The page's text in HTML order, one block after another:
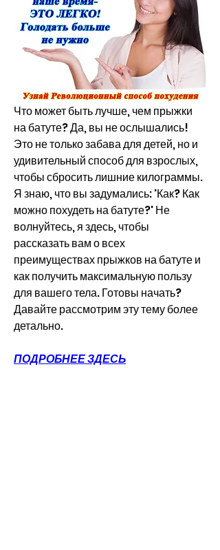
Что может быть лучше, чем прыжки
на батуте? Да, вы не ослышались!
Это не только забава для детей, но и
удивительный способ для взрослых,
чтобы сбросить лишние килограммы.
Я знаю, что вы задумались: 'Как? Как
можно похудеть на батуте?' Не
волнуйтесь, я здесь, чтобы
рассказать вам о всех
преимуществах прыжков на батуте и
как получить максимальную пользу
для вашего тела. Готовы начать?
Давайте рассмотрим эту тему более
детально.
ПОДРОБНЕЕ ЗДЕСЬ